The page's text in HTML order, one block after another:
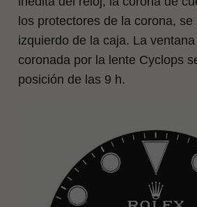
los protectores de la corona,
izquierdo de la caja. La
coronada por la lente Cyclops
posición de las 9 h.